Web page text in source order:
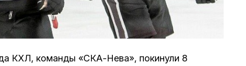
КХЛ, команды «СКА-Нева», покинули 8